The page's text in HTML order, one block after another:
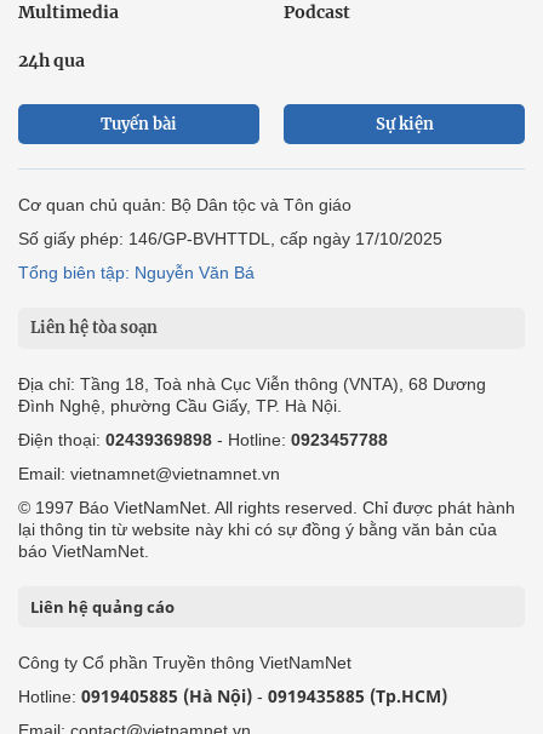
Multimedia Podcast
24h qua
Tuyến bài Sự kiện
Cơ quan chủ quản: Bộ Dân tộc và Tôn giáo
Số giấy phép: 146/GP-BVHTTDL, cấp ngày 17/10/2025
Tổng biên tập: Nguyễn Văn Bá
Liên hệ tòa soạn
Địa chỉ: Tầng 18, Toà nhà Cục Viễn thông (VNTA), 68 Dương
Đình Nghệ, phường Cầu Giấy, TP. Hà Nội.
Điện thoại: 02439369898 - Hotline: 0923457788
Email: vietnamnet@vietnamnet.vn
© 1997 Báo VietNamNet. All rights reserved. Chỉ được phát hành
lại thông tin từ website này khi có sự đồng ý bằng văn bản của
báo VietNamNet.
Liên hệ quảng cáo
Công ty Cổ phần Truyền thông VietNamNet
Hotline: 0919405885 (Hà Nội) - 0919435885 (Tp.HCM)